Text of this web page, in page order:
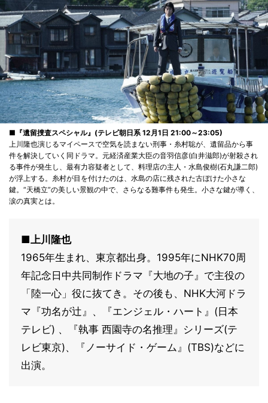
■『遺留捜査スペシャル』(テレビ朝日系 12月1日 21:00～23:05)
上川隆也演じるマイペースで空気を読まない刑事・糸村聡が、遺留品から事
件を解決していく同ドラマ。元経済産業大臣の音羽信彦(白井滋郎)が射殺され
る事件が発生し、最有力容疑者として、料理店の主人・水島俊樹(石丸謙二郎)
が浮上する。糸村が目を付けたのは、水島の店に残された古ぼけた小さな
鍵。“天橋立”の美しい景観の中で、さらなる難事件も発生。小さな鍵が導く、
涙の真実とは。
■上川隆也
1965年生まれ、東京都出身。1995年にNHK70周
年記念日中共同制作ドラマ『大地の子』で主役の
「陸一心」役に抜てき。その後も、NHK大河ドラ
マ『功名が辻』、『エンジェル・ハート』(日本
テレビ) 、『執事 西園寺の名推理』シリーズ(テ
レビ東京)、『ノーサイド・ゲーム』(TBS)などに
出演。